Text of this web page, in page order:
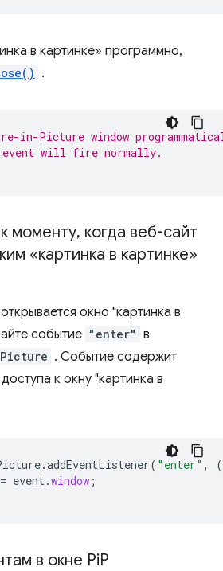
в картинке» программно,
.
in-Picture window
event will fire normally.
моменту, когда веб-сайт
«картинка в картинке»
окно "картинка в
событие "enter" в
. Событие содержит
к окну "картинка в
.addEventListener( "enter" ,
(
= event .window ;
в окне PiP